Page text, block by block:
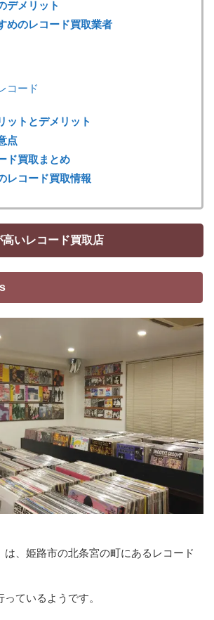
デメリット
めのレコード買取業者
コード
ットとデメリット
点
ド買取まとめ
レコード買取情報
いレコード買取店
は、姫路市の北条宮の町にあるレコード
ているようです。